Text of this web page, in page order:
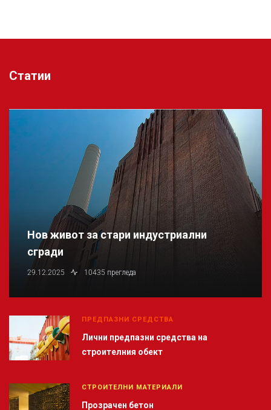
Статии
Нов живот за стари индустриални
сгради
29.12.2025 10435 прегледа
ПРЕДПАЗНИ СРЕДСТВА
Лични предпазни средства на
строителния обект
СТРОИТЕЛНИ МАТЕРИАЛИ
Прозрачен бетон